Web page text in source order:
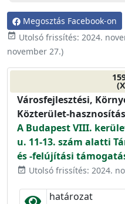
Megosztás Facebook-on
event_available Utolsó frissítés: 2024.
november 27.)
Városfejlesztési,
Közterület-
A Budapest VIII.
u. 11-13. szám alatti
és -felújítási
event_available Utolsó frissítés: 2024.
határozat